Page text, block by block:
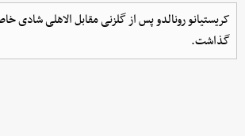
کریستیانو رونالدو پس از گلزنی مقابل الاهلی شادی
گذاشت.